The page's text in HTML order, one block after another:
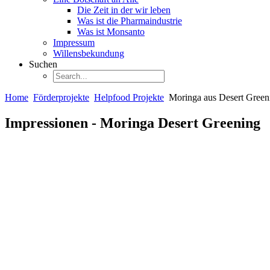
Die Zeit in der wir leben
Was ist die Pharmaindustrie
Was ist Monsanto
Impressum
Willensbekundung
Suchen
Home Förderprojekte Helpfood Projekte Moringa aus Desert
Impressionen - Moringa Desert Greening